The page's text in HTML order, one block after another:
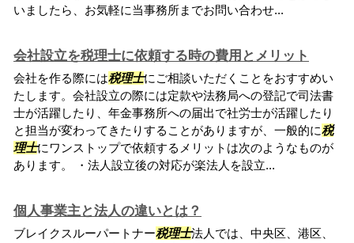
いましたら、お気軽に当事務所までお問い合わせ...
会社設立を税理士に依頼する時の費用とメリット
会社を作る際には税理士にご相談いただくことをおすすめい
たします。会社設立の際には定款や法務局への登記で司法書
士が活躍したり、年金事務所への届出で社労士が活躍したり
と担当が変わってきたりすることがありますが、一般的に税
理士にワンストップで依頼するメリットは次のようなものが
あります。 ・法人設立後の対応が楽法人を設立...
個人事業主と法人の違いとは？
ブレイクスルーパートナー税理士法人では、中央区、港区、